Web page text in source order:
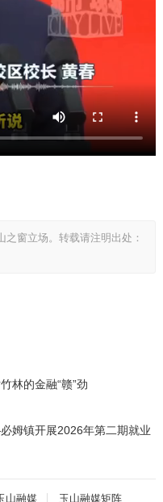
窗立场。转载请注明出处：
林的金融“赣”劲
姆镇开展2026年第二期就业
山融媒 玉山融媒矩阵